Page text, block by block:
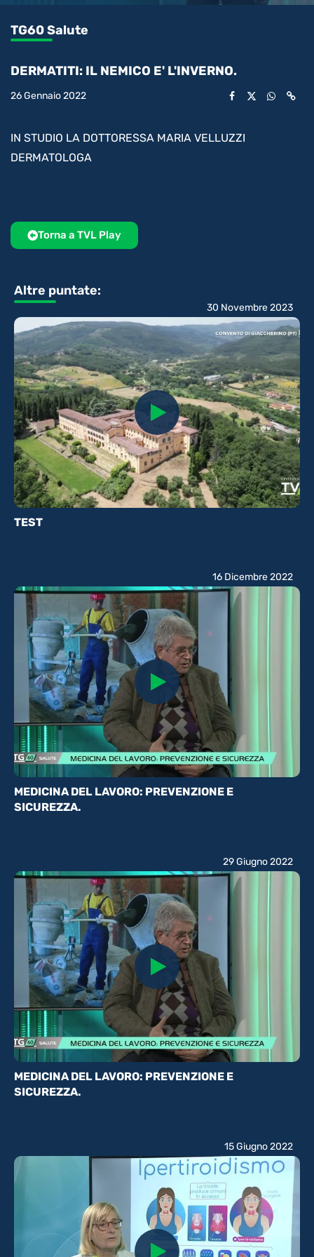
in-
TG60 Salute
DERMATITI: IL NEMICO E' L'INVERNO.
26 Gennaio 2022
IN STUDIO LA DOTTORESSA MARIA VELLUZZI
DERMATOLOGA
Torna a TVL Play
Altre puntate:
TEST
30 Novembre 2023
MEDICINA DEL LAVORO: PREVENZIONE E
SICUREZZA.
16 Dicembre 2022
MEDICINA DEL LAVORO: PREVENZIONE E
SICUREZZA.
29 Giugno 2022
15 Giugno 2022